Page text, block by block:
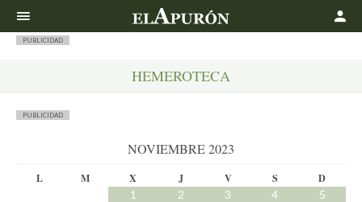
PUBLICIDAD
HEMEROTECA
PUBLICIDAD
NOVIEMBRE 2023
L M X J V S D
1 2 3 4
5